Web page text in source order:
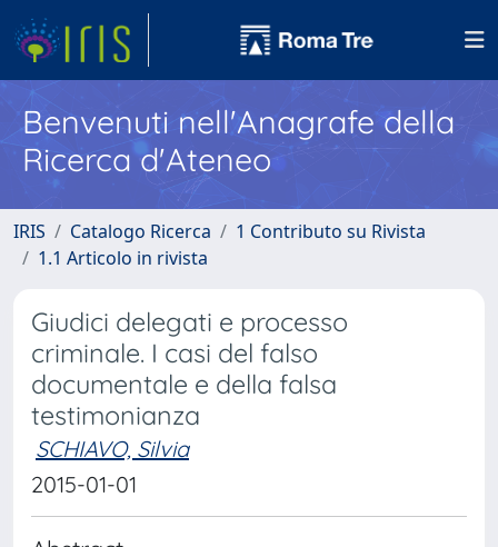
Benvenuti nell'Anagrafe della
Ricerca d'Ateneo
IRIS Catalogo Ricerca
1 Contributo su Rivista
1.1 Articolo in rivista
Giudici delegati e processo
criminale. I casi del falso
documentale e della falsa
testimonianza
SCHIAVO, Silvia
2015-01-01